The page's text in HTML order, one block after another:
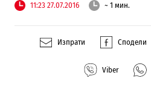
11:23 27.07.2016 ~ 1 мин.
Изпрати Сподели
Viber